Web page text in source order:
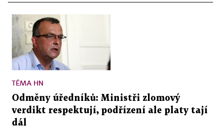
TÉMA HN
Odměny úředníků: Ministři zlomový
verdikt respektují, podřízení ale platy tají
dál